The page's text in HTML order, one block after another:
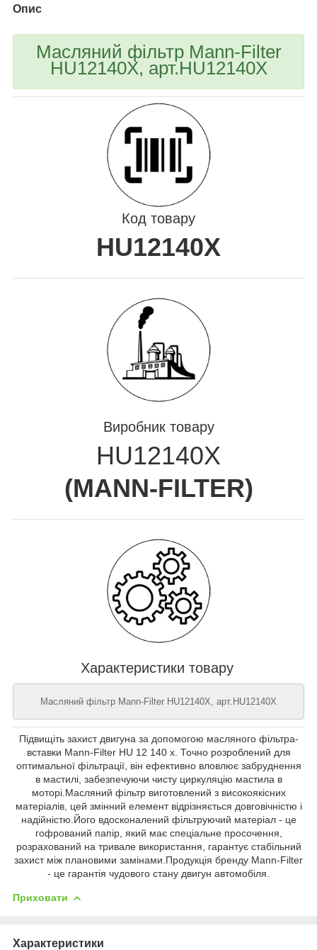
Опис
Масляний фільтр Mann-Filter
HU12140X, арт.HU12140X
Код товару
HU12140X
Виробник товару
HU12140X
(MANN-FILTER)
Характеристики товару
Масляний фільтр Mann-Filter HU12140X, арт.HU12140X
Підвищіть захист двигуна за допомогою масляного фільтра-
вставки Mann-Filter HU 12 140 x. Точно розроблений для
оптимальної фільтрації, він ефективно вловлює забруднення
в мастилі, забезпечуючи чисту циркуляцію мастила в
моторі.Масляний фільтр виготовлений з високоякісних
матеріалів, цей змінний елемент відрізняється довговічністю і
надійністю.Його вдосконалений фільтруючий матеріал - це
гофрований папір, який має спеціальне просочення,
розрахований на тривале використання, гарантує стабільний
захист між плановими замінами.Продукція бренду Mann-Filter
- це гарантія чудового стану двигун автомобіля.
Приховати
Характеристики